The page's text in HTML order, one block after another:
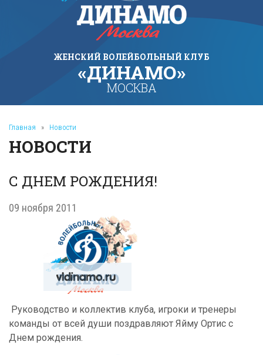
ЖЕНСКИЙ ВОЛЕЙБОЛЬНЫЙ КЛУБ
«ДИНАМО»
МОСКВА
Главная » Новости
НОВОСТИ
С ДНЕМ РОЖДЕНИЯ!
09 ноября 2011
Руководство и коллектив клуба, игроки и тренеры
команды от всей души поздравляют Яйму Ортис с
Днем рождения.